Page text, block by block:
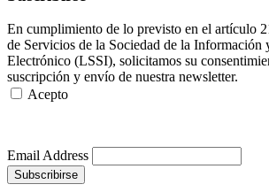
En cumplimiento de lo previsto en el artículo
de Servicios de la Sociedad de la Información
Electrónico (LSSI), solicitamos su
suscripción y envío de nuestra newsletter.
Acepto
Email Address